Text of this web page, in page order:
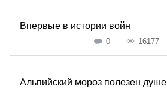
Впервые в истории войн
0 16177
Альпийский мороз полезен душе